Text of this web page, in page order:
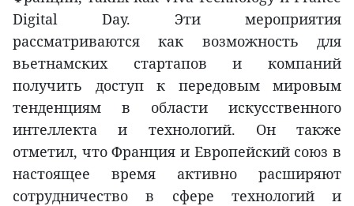
Digital Day. Эти мероприятия
рассматриваются как возможность для
вьетнамских стартапов и компаний
получить доступ к передовым мировым
тенденциям в области искусственного
интеллекта и технологий. Он также
отметил, что Франция и Европейский союз в
настоящее время активно расширяют
сотрудничество в сфере технологий и